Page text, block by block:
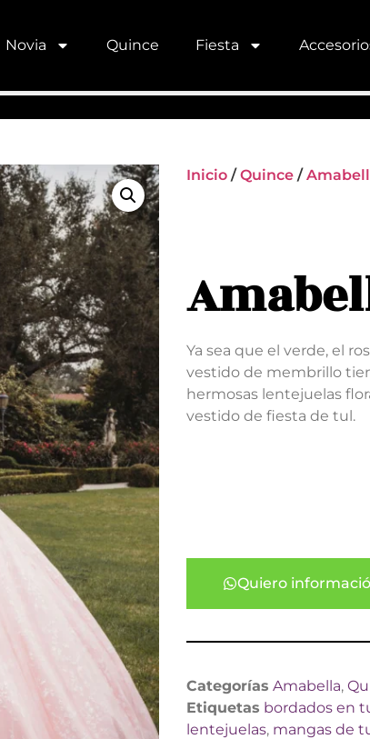
Novia Quince Fiesta
Inicio /Quince /
Ya sea que el verde, el
vestido de membrillo
hermosas lentejuelas
vestido de fiesta de tul.
Quiero
Categorías Amabella,
Etiquetas bordados en
lentejuelas, mangas de